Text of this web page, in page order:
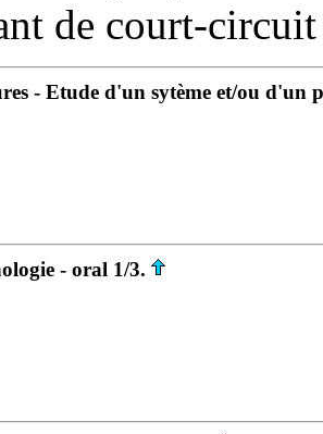
de court-
- Etude d'un sytème et/ou d'un
- oral 1/3.